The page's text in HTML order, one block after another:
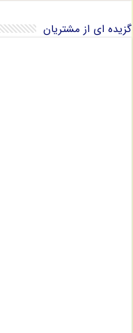
گزیده ای از مشتریان